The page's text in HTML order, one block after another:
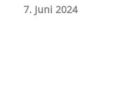
7. Juni 2024